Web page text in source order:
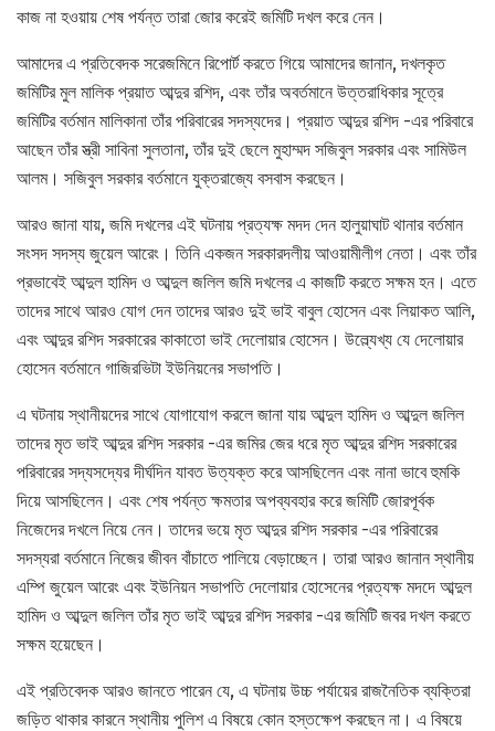
কাজ না হওয়ায় শেষ পর্যন্ত তারা জোর করেই জমিটি দখল করে নেন।
আমাদের এ প্রতিবেদক সরেজমিনে রিপোর্ট করতে গিয়ে আমাদের জানান, দখলকৃত
জমিটির মুল মালিক প্রয়াত আব্দুর রশিদ, এবং তাঁর অবর্তমানে উত্তরাধিকার সূত্রে
জমিটির বর্তমান মালিকানা তাঁর পরিবারের সদস্যদের। প্রয়াত আব্দুর রশিদ -এর পরিবারে
আছেন তাঁর স্ত্রী সাবিনা সুলতানা, তাঁর দুই ছেলে মুহাম্মদ সজিবুল সরকার এবং সামিউল
আলম। সজিবুল সরকার বর্তমানে যুক্তরাজ্যে বসবাস করছেন।
আরও জানা যায়, জমি দখলের এই ঘটনায় প্রত্যক্ষ মদদ দেন হালুয়াঘাট থানার বর্তমান
সংসদ সদস্য জুয়েল আরেং। তিনি একজন সরকারদলীয় আওয়ামীলীগ নেতা। এবং তাঁর
প্রভাবেই আব্দুল হামিদ ও আব্দুল জলিল জমি দখলের এ কাজটি করতে সক্ষম হন। এতে
তাদের সাথে আরও যোগ দেন তাদের আরও দুই ভাই বাবুল হোসেন এবং লিয়াকত আলি,
এবং আব্দুর রশিদ সরকারের কাকাতো ভাই দেলোয়ার হোসেন। উল্ল্যেখ্য যে দেলোয়ার
হোসেন বর্তমানে গাজিরভিটা ইউনিয়নের সভাপতি।
এ ঘটনায় স্থানীয়দের সাথে যোগাযোগ করলে জানা যায় আব্দুল হামিদ ও আব্দুল জলিল
তাদের মৃত ভাই আব্দুর রশিদ সরকার -এর জমির জের ধরে মৃত আব্দুর রশিদ সরকারের
পরিবারের সদ্যসদ্যের দীর্ঘদিন যাবত উত্যক্ত করে আসছিলেন এবং নানা ভাবে হুমকি
দিয়ে আসছিলেন। এবং শেষ পর্যন্ত ক্ষমতার অপব্যবহার করে জমিটি জোরপূর্বক
নিজেদের দখলে নিয়ে নেন। তাদের ভয়ে মৃত আব্দুর রশিদ সরকার -এর পরিবারের
সদস্যরা বর্তমানে নিজের জীবন বাঁচাতে পালিয়ে বেড়াচ্ছেন। তারা আরও জানান স্থানীয়
এম্পি জুয়েল আরেং এবং ইউনিয়ন সভাপতি দেলোয়ার হোসেনের প্রত্যক্ষ মদদে আব্দুল
হামিদ ও আব্দুল জলিল তাঁর মৃত ভাই আব্দুর রশিদ সরকার -এর জমিটি জবর দখল করতে
সক্ষম হয়েছেন।
এই প্রতিবেদক আরও জানতে পারেন যে, এ ঘটনায় উচ্চ পর্যায়ের রাজনৈতিক ব্যক্তিরা
জড়িত থাকার কারনে স্থানীয় পুলিশ এ বিষয়ে কোন হস্তক্ষেপ করছেন না। এ বিষয়ে